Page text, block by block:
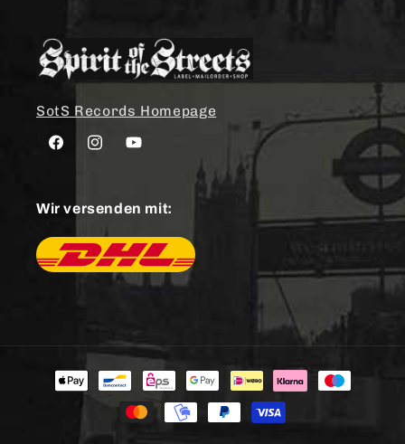
SotS Records Homepage
FacebookInstagramYouTube
Wir versenden mit:
Zahlungsmethoden